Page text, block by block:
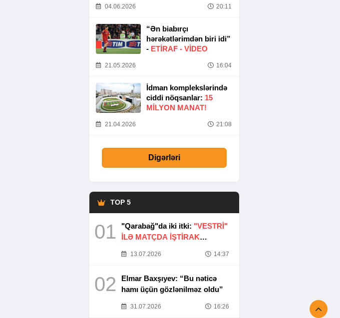
04.06.2026 20:11
“Ən biabırçı
hərəkətlərimdən biri idi”
- ETIRAF - VİDEO
21.05.2026 16:04
İdman komplekslərində
ciddi nöqsanlar: 15
MILYON MANAT!
21.04.2026 21:08
Digərləri
TOP 5
01 "Qarabağ"da iki itki: "VESTRİ"
İLƏ MATÇDA İŞTİRAK
13.07.2026 14:37
02
Elmar Baxşıyev: “Bu nəticə
hamı üçün gözlənilməz oldu”
31.07.2026 16:26